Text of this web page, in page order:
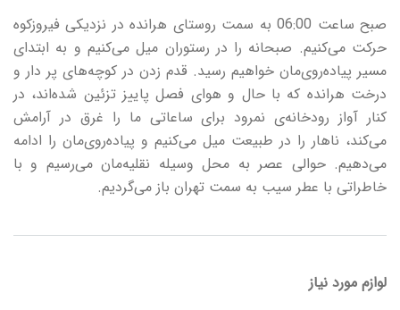
صبح ساعت 06:00 به سمت روستای هرانده در نزدیکی فیروزکوه
حرکت می‌کنیم. صبحانه را در رستوران میل می‌کنیم و به ابتدای
مسیر پیاده‌روی‌مان خواهیم رسید. قدم زدن در کوچه‌های پر دار و
درخت هرانده که با حال و هوای فصل پاییز تزئین شده‌اند، در
کنار آواز رودخانه‌ی نمرود برای ساعاتی ما را غرق در آرامش
می‌کند، ناهار را در طبیعت میل می‌کنیم و پیاده‌روی‌مان را ادامه
می‌دهیم. حوالی عصر به محل وسیله نقلیه‌مان می‌رسیم و با
خاطراتی با عطر سیب به سمت تهران باز می‌گردیم.
لوازم مورد نیاز